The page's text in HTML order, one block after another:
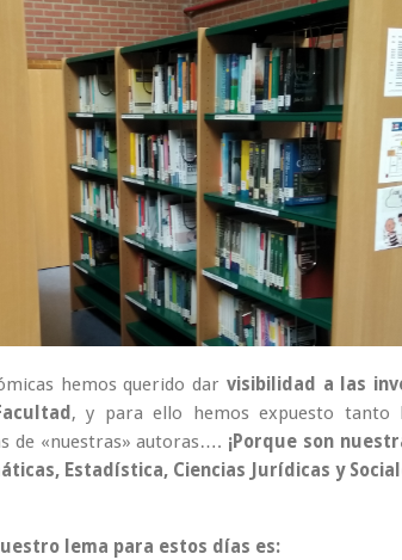
hemos querido dar visibilidad a las
, y para ello hemos expuesto tanto
de «nuestras» autoras…. ¡Porque son
Estadística, Ciencias Jurídicas y
lema para estos días es: